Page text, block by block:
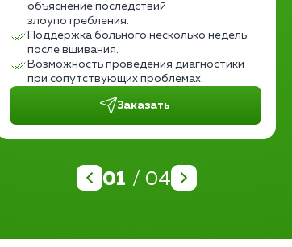
объяснение последствий
злоупотребления.
Поддержка больного несколько недель
после вшивания.
Возможность проведения диагностики
при сопутствующих проблемах.
Заказать
01 / 04